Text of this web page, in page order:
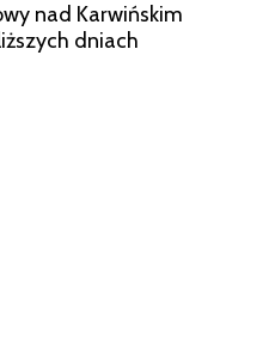
nad Karwińskim
dniach